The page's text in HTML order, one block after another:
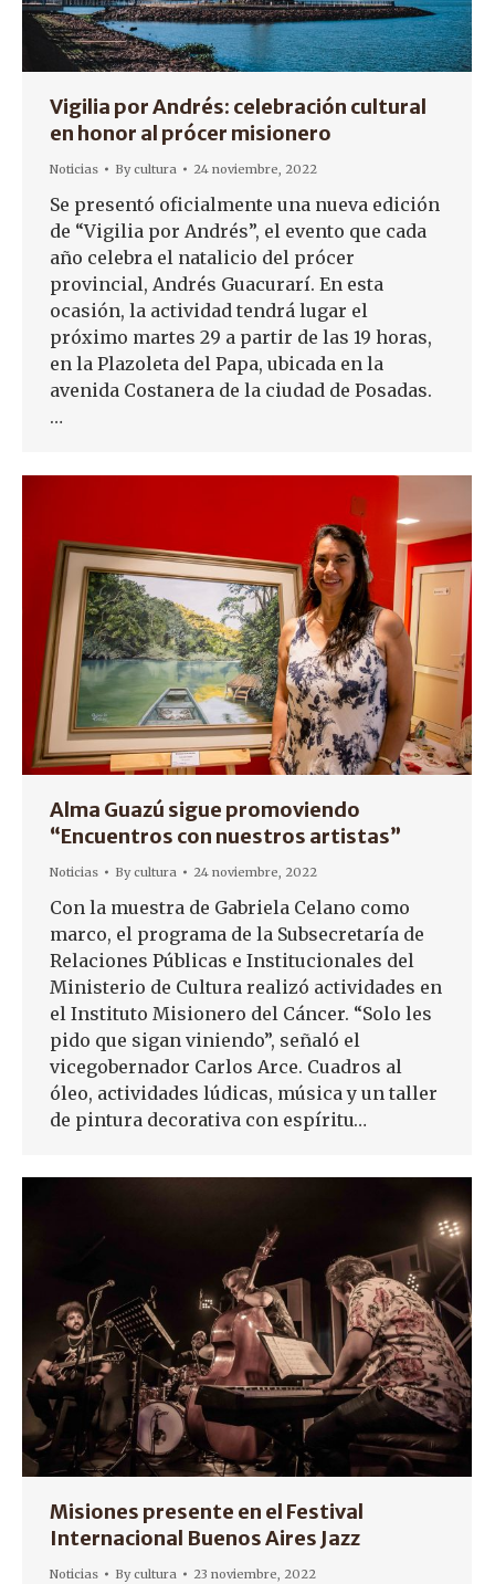
Vigilia por Andrés: celebración cultural
en honor al prócer misionero
Noticias Bycultura 24 noviembre, 2022
Se presentó oficialmente una nueva edición
de “Vigilia por Andrés”, el evento que cada
año celebra el natalicio del prócer
provincial, Andrés Guacurarí. En esta
ocasión, la actividad tendrá lugar el
próximo martes 29 a partir de las 19 horas,
en la Plazoleta del Papa, ubicada en la
avenida Costanera de la ciudad de Posadas.
…
Alma Guazú sigue promoviendo
“Encuentros con nuestros artistas”
Noticias Bycultura 24 noviembre, 2022
Con la muestra de Gabriela Celano como
marco, el programa de la Subsecretaría de
Relaciones Públicas e Institucionales del
Ministerio de Cultura realizó actividades en
el Instituto Misionero del Cáncer. “Solo les
pido que sigan viniendo”, señaló el
vicegobernador Carlos Arce. Cuadros al
óleo, actividades lúdicas, música y un taller
de pintura decorativa con espíritu…
Misiones presente en el Festival
Internacional Buenos Aires Jazz
Noticias Bycultura 23 noviembre, 2022